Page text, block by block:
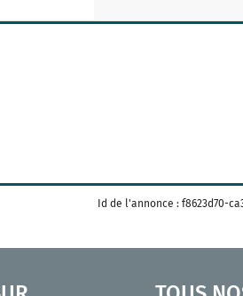
Id de l'annonce : f8623d70-